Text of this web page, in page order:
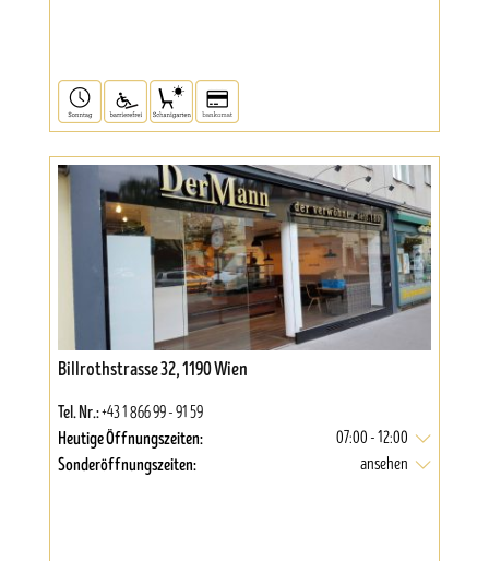
Billrothstrasse 32, 1190 Wien
Tel. Nr.:+43 1 866 99 - 91 59
Heutige Öffnungszeiten: 07:00 - 12:00
Sonderöffnungszeiten: ansehen